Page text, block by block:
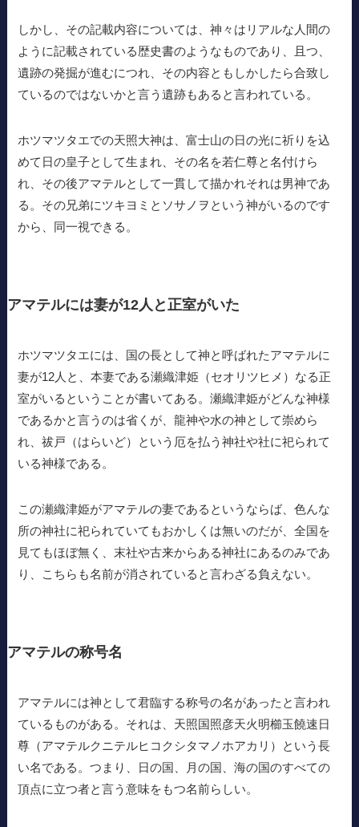
しかし、その記載内容については、神々はリアルな人間の
ように記載されている歴史書のようなものであり、且つ、
遺跡の発掘が進むにつれ、その内容ともしかしたら合致し
ているのではないかと言う遺跡もあると言われている。
ホツマツタエでの天照大神は、富士山の日の光に祈りを込
めて日の皇子として生まれ、その名を若仁尊と名付けら
れ、その後アマテルとして一貫して描かれそれは男神であ
る。その兄弟にツキヨミとソサノヲという神がいるのです
から、同一視できる。
アマテルには妻が12人と正室がいた
ホツマツタエには、国の長として神と呼ばれたアマテルに
妻が12人と、本妻である瀬織津姫（セオリツヒメ）なる正
室がいるということが書いてある。瀬織津姫がどんな神様
であるかと言うのは省くが、龍神や水の神として崇めら
れ、祓戸（はらいど）という厄を払う神社や社に祀られて
いる神様である。
この瀬織津姫がアマテルの妻であるというならば、色んな
所の神社に祀られていてもおかしくは無いのだが、全国を
見てもほぼ無く、末社や古来からある神社にあるのみであ
り、こちらも名前が消されていると言わざる負えない。
アマテルの称号名
アマテルには神として君臨する称号の名があったと言われ
ているものがある。それは、天照国照彦天火明櫛玉饒速日
尊（アマテルクニテルヒコクシタマノホアカリ）という長
い名である。つまり、日の国、月の国、海の国のすべての
頂点に立つ者と言う意味をもつ名前らしい。